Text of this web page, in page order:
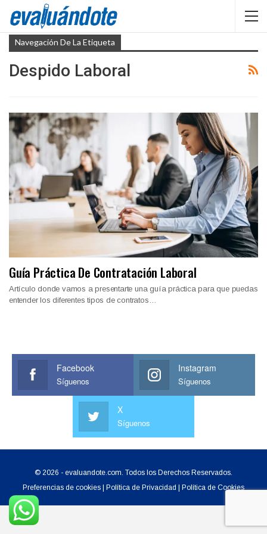
Navegación De La Etiqueta
Despido Laboral
Guía Práctica De Contratación Laboral
Artículo donde vamos a presentarte una guía práctica para que puedas
entender los diferentes tipos de contratos…
Facebook
Síguenos
Instagram
Síguenos
X
Síguenos
© 2026 - evaluandote.com. Todos los Derechos Reservados.
Preferencias de cookies | Política de Privacidad | Política de Cookies